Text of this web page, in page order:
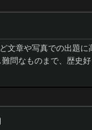
文章や写真での出題に
問なものまで、歴史